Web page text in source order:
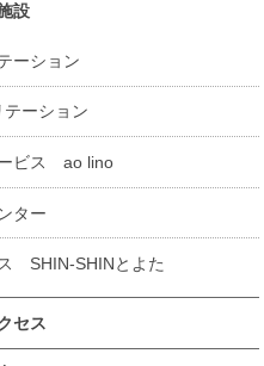
設
ーション
ーション
ビス ao lino
ター
SHIN-SHINとよた
セス